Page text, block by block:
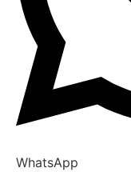
WhatsApp